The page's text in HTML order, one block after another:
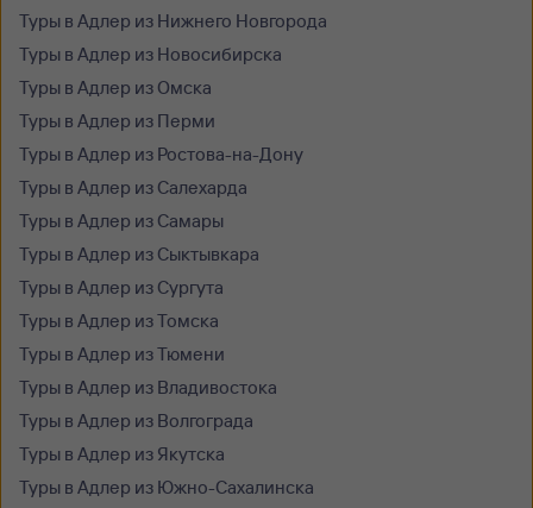
Туры в Адлер из Нижнего Новгорода
Туры в Адлер из Новосибирска
Туры в Адлер из Омска
Туры в Адлер из Перми
Туры в Адлер из Ростова-на-Дону
Туры в Адлер из Салехарда
Туры в Адлер из Самары
Туры в Адлер из Сыктывкара
Туры в Адлер из Сургута
Туры в Адлер из Томска
Туры в Адлер из Тюмени
Туры в Адлер из Владивостока
Туры в Адлер из Волгограда
Туры в Адлер из Якутска
Туры в Адлер из Южно-Сахалинска